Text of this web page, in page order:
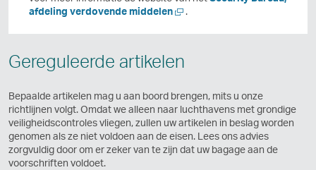
e
n
afdeling verdovende middelenN
e
w
e
t
.
Gereguleerde artikelen
Bepaalde artikelen mag u aan boord brengen, mits u onze
richtlijnen volgt. Omdat we alleen naar luchthavens met grondige
veiligheidscontroles vliegen, zullen uw artikelen in beslag worden
genomen als ze niet voldoen aan de eisen. Lees ons advies
zorgvuldig door om er zeker van te zijn dat uw bagage aan de
voorschriften voldoet.